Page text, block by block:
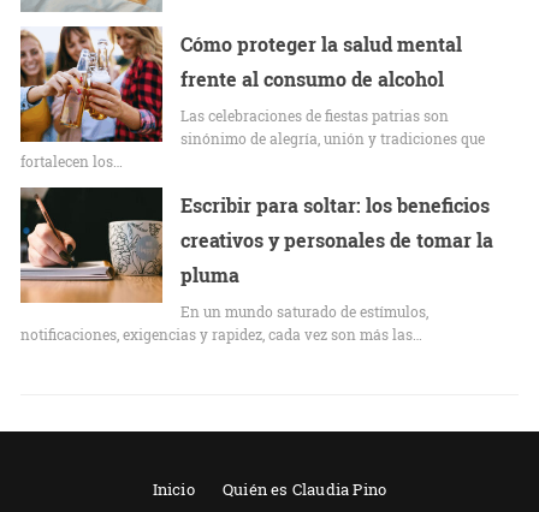
Cómo proteger la salud mental
frente al consumo de alcohol
Las celebraciones de fiestas patrias son
sinónimo de alegría, unión y tradiciones que
fortalecen los…
Escribir para soltar: los beneficios
creativos y personales de tomar la
pluma
En un mundo saturado de estímulos,
notificaciones, exigencias y rapidez, cada vez son más las…
Inicio Quién es Claudia Pino